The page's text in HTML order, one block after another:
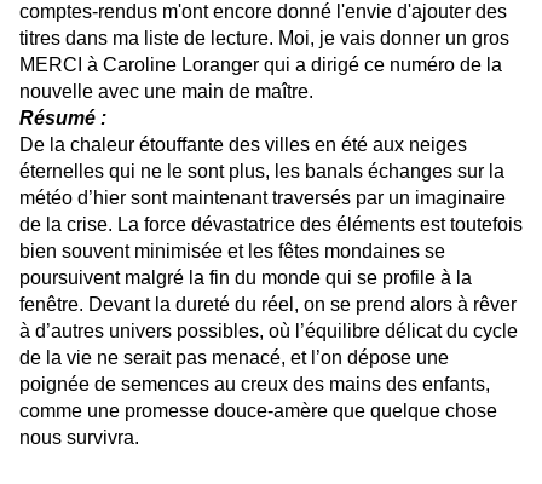
comptes-rendus m'ont encore donné l'envie d'ajouter des
titres dans ma liste de lecture. Moi, je vais donner un gros
MERCI à Caroline Loranger qui a dirigé ce numéro de la
nouvelle avec une main de maître.
Résumé :
De la chaleur étouffante des villes en été aux neiges
éternelles qui ne le sont plus, les banals échanges sur la
météo d’hier sont maintenant traversés par un imaginaire
de la crise. La force dévastatrice des éléments est toutefois
bien souvent minimisée et les fêtes mondaines se
poursuivent malgré la fin du monde qui se profile à la
fenêtre. Devant la dureté du réel, on se prend alors à rêver
à d’autres univers possibles, où l’équilibre délicat du cycle
de la vie ne serait pas menacé, et l’on dépose une
poignée de semences au creux des mains des enfants,
comme une promesse douce-amère que quelque chose
nous survivra.